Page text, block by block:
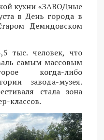
кухни «ЗАВОДные
в День города в
Демидовском
тыс. человек, что
самым массовым
когда-либо
завода-музея.
стала зона
классов.